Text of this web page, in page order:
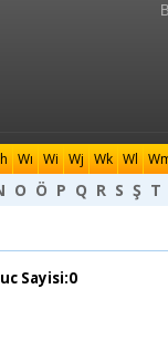
Wı Wi Wj Wk Wl
O Ö P Q R S Ş T
Sayisi:0